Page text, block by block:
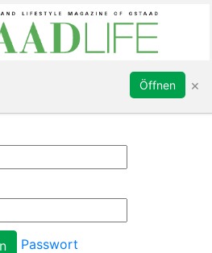
Subscribe Sign in
Passwort
Öffnen ×